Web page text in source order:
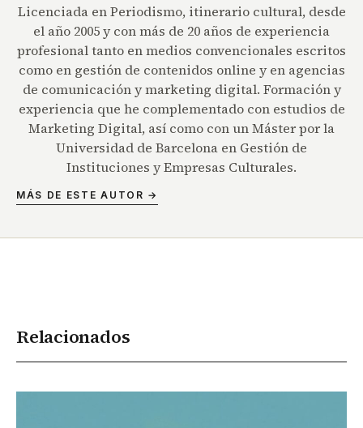
Licenciada en Periodismo, itinerario cultural, desde
el año 2005 y con más de 20 años de experiencia
profesional tanto en medios convencionales escritos
como en gestión de contenidos online y en agencias
de comunicación y marketing digital. Formación y
experiencia que he complementado con estudios de
Marketing Digital, así como con un Máster por la
Universidad de Barcelona en Gestión de
Instituciones y Empresas Culturales.
MÁS DE ESTE AUTOR →
Relacionados